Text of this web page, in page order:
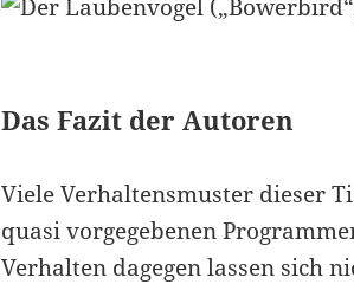
Das Fazit der Autoren
Viele Verhaltensmuster dieser
quasi vorgegebenen
Verhalten dagegen lassen sich